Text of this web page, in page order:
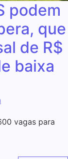
podem
que
de R$
baixa
vagas para